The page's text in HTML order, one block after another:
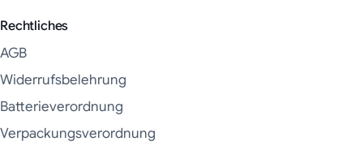
Rechtliches
AGB
Widerrufsbelehrung
Batterieverordnung
Verpackungsverordnung